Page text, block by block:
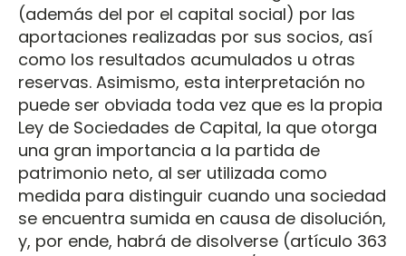
(además del por el capital social) por las
aportaciones realizadas por sus socios, así
como los resultados acumulados u otras
reservas. Asimismo, esta interpretación no
puede ser obviada toda vez que es la propia
Ley de Sociedades de Capital, la que otorga
una gran importancia a la partida de
patrimonio neto, al ser utilizada como
medida para distinguir cuando una sociedad
se encuentra sumida en causa de disolución,
y, por ende, habrá de disolverse (artículo 363